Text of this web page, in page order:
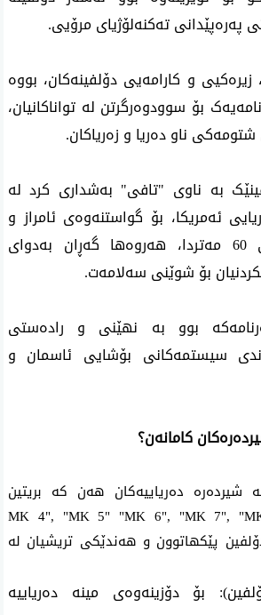
پەرەپێدانی تەکنەلۆژیای مرۆیی.
و كارامه‌یی دۆلفینەکان، بووە
بۆ سوودوەرگرتن لە تواناکانیان،
شتومەکی ناو ده‌ریا و زه‌ریاكان.
دۆلفینێک بە ناوی "تافی" بەشداری کرد لە
ئەمریکا، بۆ گواستنەوەی ئامراز و
نامەکان لە قووڵایی 60 مەتردا، هەروەها گەڕان بەدوای
بۆ شوێنی سەلامەت.
1967، بەرنامەکە بوو بە نهێنی و راده‌ستی
سیستمەکانی بۆشایی ئاسمان و
کامانەن؟
شیردەرە دەریاییەکان هەن كه‌ بریتین
MK 4", "MK 5" "MK 6", "MK 7",
پێکهاتوون و هەندێکی تریشیان لە
بۆ دۆزینەوەی مینە دەریاییە